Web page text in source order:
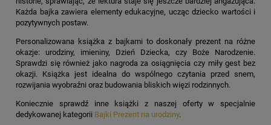
Każda bajka zawiera elementy edukacyjne, ucząc dziecko wartości i
pozytywnych postaw.
Personalizowana książka z bajkami to doskonały prezent na różne
okazje: urodziny, imieniny, Dzień Dziecka, czy Boże Narodzenie.
Sprawdzi się również jako nagroda za osiągnięcia czy miły gest bez
okazji. Książka jest idealna do wspólnego czytania przed snem,
rozwijania wyobraźni oraz budowania bliskich więzi rodzinnych.
Koniecznie sprawdź inne książki z naszej oferty w specjalnie
dedykowanej kategorii Bajki Prezent na urodziny.